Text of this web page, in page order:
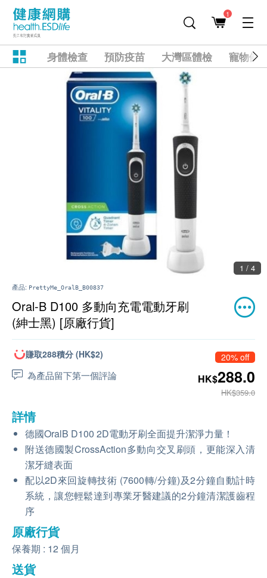
1
身體檢查 預防疫苗 大灣區體檢 寵物健
1 / 4
產品: PrettyMe_OralB_B00837
Oral-B D100 多動向充電電動牙刷
(紳士黑) [原廠行貨]
賺取288積分 (HK$2)
為產品留下第一個評論
20% off
HK$288.0
HK$359.0
詳情
德國OralB D100 2D電動牙刷全面提升潔淨力量！
附送德國製CrossAction多動向交叉刷頭，更能深入清
潔牙縫表面
配以2D來回旋轉技術 (7600轉/分鐘)及2分鐘自動計時
系統，讓您輕鬆達到專業牙醫建議的2分鐘清潔護齒程
序
原廠行貨
保養期 : 12 個月
送貨